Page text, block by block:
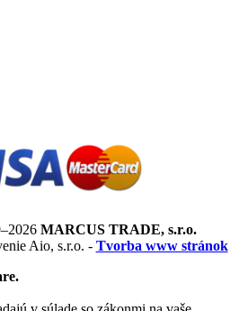
MARCUS TRADE, s.r.o.
Aio, s.r.o. - Tvorba www stránok